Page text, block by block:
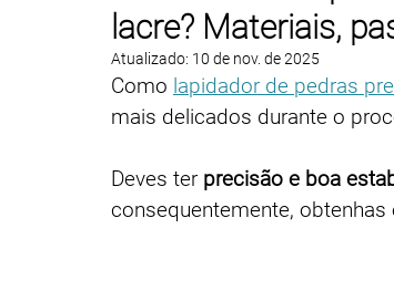
lacre? Materiais,
Atualizado: 10 de nov. de 2025
Como lapidador de pedras
mais delicados durante o
Deves ter precisão e boa
consequentemente,